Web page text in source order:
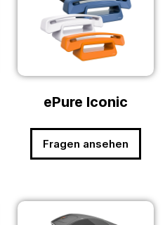
ePure Iconic
Fragen ansehen